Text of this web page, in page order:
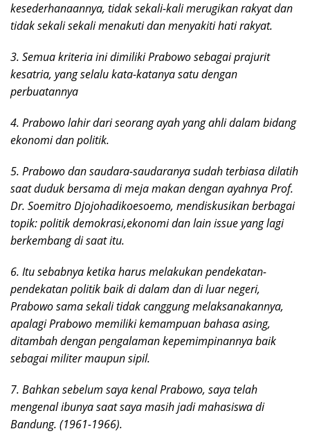
kesederhanaannya, tidak sekali-kali merugikan rakyat dan
tidak sekali sekali menakuti dan menyakiti hati rakyat.
3. Semua kriteria ini dimiliki Prabowo sebagai prajurit
kesatria, yang selalu kata-katanya satu dengan
perbuatannya
4. Prabowo lahir dari seorang ayah yang ahli dalam bidang
ekonomi dan politik.
5. Prabowo dan saudara-saudaranya sudah terbiasa dilatih
saat duduk bersama di meja makan dengan ayahnya Prof.
Dr. Soemitro Djojohadikoesoemo, mendiskusikan berbagai
topik: politik demokrasi,ekonomi dan lain issue yang lagi
berkembang di saat itu.
6. Itu sebabnya ketika harus melakukan pendekatan-
pendekatan politik baik di dalam dan di luar negeri,
Prabowo sama sekali tidak canggung melaksanakannya,
apalagi Prabowo memiliki kemampuan bahasa asing,
ditambah dengan pengalaman kepemimpinannya baik
sebagai militer maupun sipil.
7. Bahkan sebelum saya kenal Prabowo, saya telah
mengenal ibunya saat saya masih jadi mahasiswa di
Bandung. (1961-1966).